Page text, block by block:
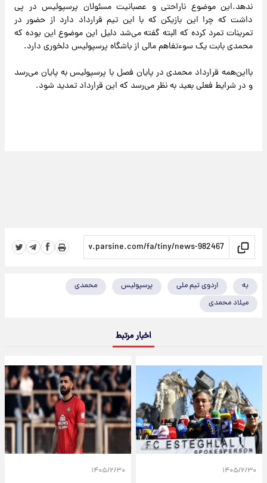
ندهد.این موضوع ناراحتی و عصبانیت مسئولان پرسپولیس در پی
داشت که چرا این بازیکن که با این تیم قرارداد دارد از حضور در
تمرینات تمرد کرده که البته گفته می‌شد دلیل این موضوع این بوده که
محمدی بابت یک سوءتفاهم مالی از باشگاه پرسپولیس دلخوری دارد.
بااین‌همه قرارداد محمدی در پایان فصل با پرسپولیس به پایان می‌رسد
و در شرایط فعلی بعید به نظر می‌رسد که این قرارداد تمدید شود.
به اردوی تیم ملی پرسپولیس
محمدی
میلاد محمدی
اخبار مرتبط
۱۴۰۵/۲/۳۰ ۱۴۰۵/۲/۳۰